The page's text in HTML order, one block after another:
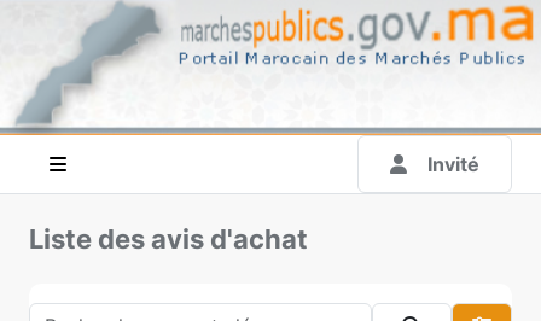
Invité
Liste des avis d'achat